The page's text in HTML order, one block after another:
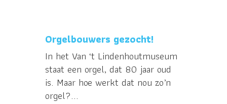
Orgelbouwers gezocht!
In het Van ‘t Lindenhoutmuseum
staat een orgel, dat 80 jaar oud
is. Maar hoe werkt dat nou zo’n
orgel?...